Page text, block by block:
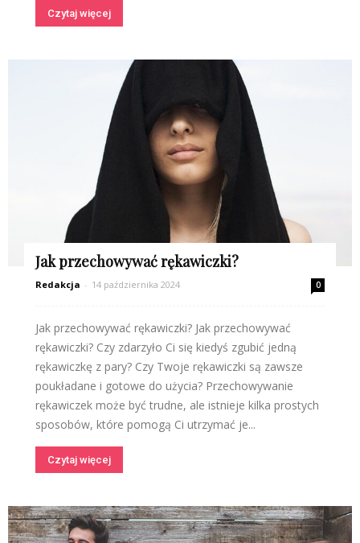
Czytaj więcej
Jak przechowywać rękawiczki?
Redakcja - 14 października 2024 0
Jak przechowywać rękawiczki? Jak przechowywać
rękawiczki? Czy zdarzyło Ci się kiedyś zgubić jedną
rękawiczkę z pary? Czy Twoje rękawiczki są zawsze
poukładane i gotowe do użycia? Przechowywanie
rękawiczek może być trudne, ale istnieje kilka prostych
sposobów, które pomogą Ci utrzymać je...
Czytaj więcej